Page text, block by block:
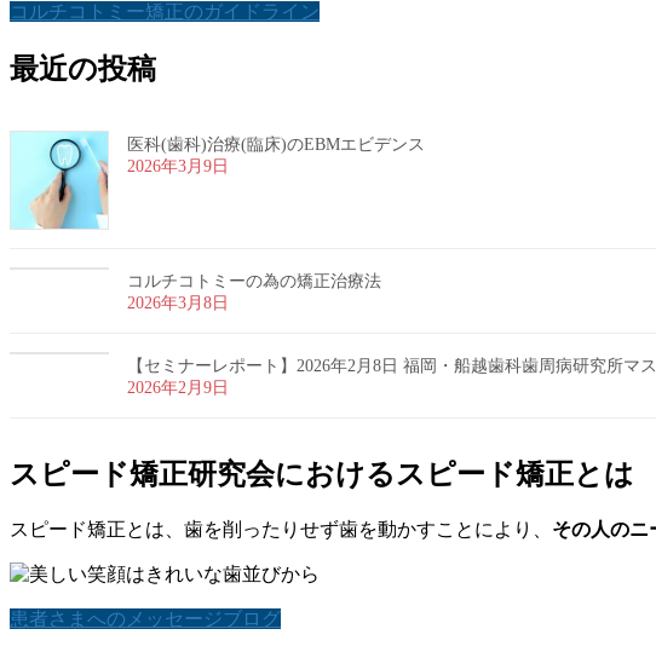
コルチコトミー矯正のガイドライン
最近の投稿
医科(歯科)治療(臨床)のEBMエビデンス
2026年3月9日
コルチコトミーの為の矯正治療法
2026年3月8日
【セミナーレポート】2026年2月8日 福岡・船越歯科歯周病研究所マ
2026年2月9日
スピード矯正研究会におけるスピード矯正とは
スピード矯正とは、歯を削ったりせず歯を動かすことにより、 その人のニ
患者さまへのメッセージブログ